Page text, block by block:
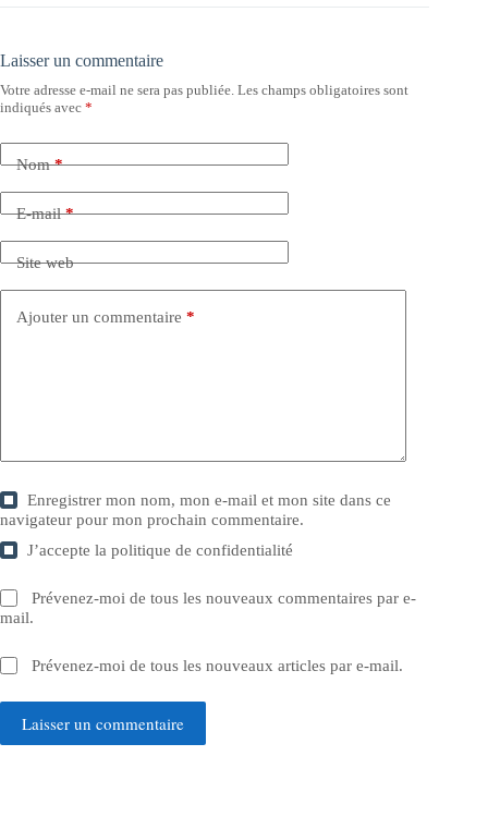
Laisser un commentaire
Votre adresse e-mail ne sera pas publiée. Les champs obligatoires sont
indiqués avec *
Nom*
E-mail*
Site web
Ajouter un commentaire *
Enregistrer mon nom, mon e-mail et mon site dans ce
navigateur pour mon prochain commentaire.
J’accepte lapolitique de confidentialité
Prévenez-moi de tous les nouveaux commentaires par e-
mail.
Prévenez-moi de tous les nouveaux articles par e-mail.
Laisser un commentaire